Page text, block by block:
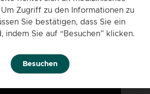
Zugriff zu den Informationen zu
Sie bestätigen, dass Sie ein
indem Sie auf “Besuchen” klicken.
Besuchen